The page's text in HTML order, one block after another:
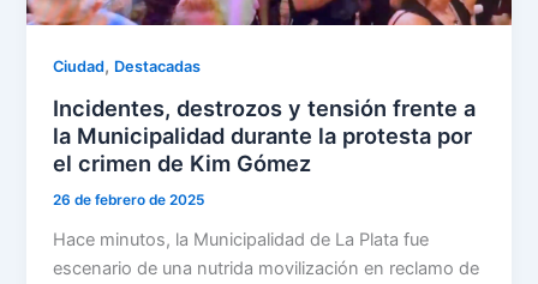
Ciudad, Destacadas
Incidentes, destrozos y tensión frente a
la Municipalidad durante la protesta por
el crimen de Kim Gómez
26 de febrero de 2025
Hace minutos, la Municipalidad de La Plata fue
escenario de una nutrida movilización en reclamo de